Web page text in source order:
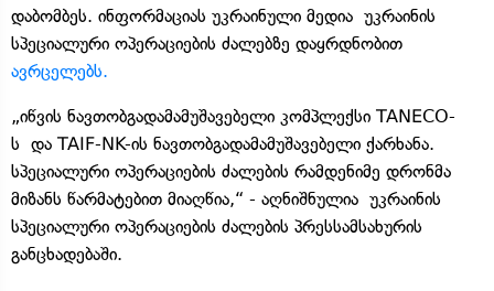
დაბომბეს. ინფორმაციას უკრაინული მედია უკრაინის
სპეციალური ოპერაციების ძალებზე დაყრდნობით
ავრცელებს.
„იწვის ნავთობგადამამუშავებელი კომპლექსი TANECO-
ს და TAIF-NK-ის ნავთობგადამამუშავებელი ქარხანა.
სპეციალური ოპერაციების ძალების რამდენიმე დრონმა
მიზანს წარმატებით მიაღწია,“ - აღნიშნულია უკრაინის
სპეციალური ოპერაციების ძალების პრესსამსახურის
განცხადებაში.